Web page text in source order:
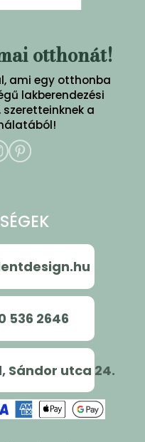
otthonát!
ami egy otthonba
lakberendezési
a
536 2646
Sándor utca 24.